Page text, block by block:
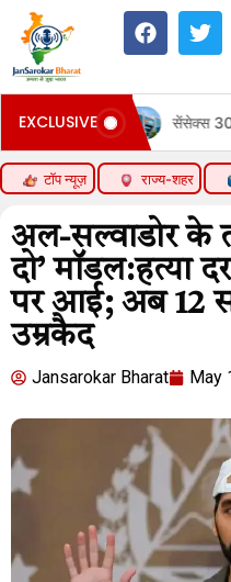
EXCLUSIVEसेंसेक्स 300 अंक गिरकर
टॉप न्यूज़ राज्य-शहर
अल-सल्वाडोर के
दो’ मॉडल:हत्या
पर आई; अब 12
उम्रकैद
Jansarokar Bharat May